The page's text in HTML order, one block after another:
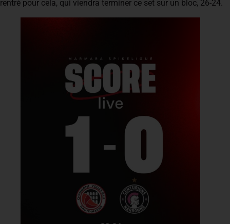
rentré pour cela, qui viendra terminer ce set sur un bloc, 26-24.